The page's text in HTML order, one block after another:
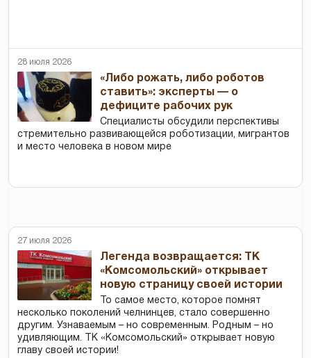
28 июля 2026
«Либо рожать, либо роботов
ставить»: эксперты — о
дефиците рабочих рук
Специалисты обсудили перспективы
стремительно развивающейся роботизации, мигрантов
и место человека в новом мире
27 июля 2026
Легенда возвращается: ТК
«Комсомольский» открывает
новую страницу своей истории
То самое место, которое помнят
несколько поколений челнинцев, стало совершенно
другим. Узнаваемым – но современным. Родным – но
удивляющим. ТК «Комсомольский» открывает новую
главу своей истории!